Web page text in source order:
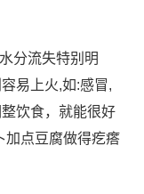
分流失特别明
易上火,如:感冒,
饮食，就能很好
加点豆腐做得疙瘩